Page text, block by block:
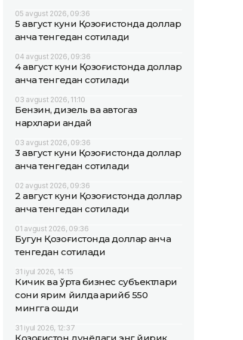
05 avgust 2026, 09:36
5 август куни Қозоғистонда доллар
қанча тенгедан сотилади
04 avgust 2026, 09:36
4 август куни Қозоғистонда доллар
қанча тенгедан сотилади
03 avgust 2026, 11:10
Бензин, дизель ва автогаз
нархлари қандай
03 avgust 2026, 09:36
3 август куни Қозоғистонда доллар
қанча тенгедан сотилади
02 avgust 2026, 09:36
2 август куни Қозоғистонда доллар
қанча тенгедан сотилади
01 avgust 2026, 09:36
Бугун Қозоғистонда доллар қанча
тенгедан сотилади
31 iyul 2026, 14:15
Кичик ва ўрта бизнес субъектлари
сони ярим йилда қарийб 550
мингга ошди
31 iyul 2026, 12:37